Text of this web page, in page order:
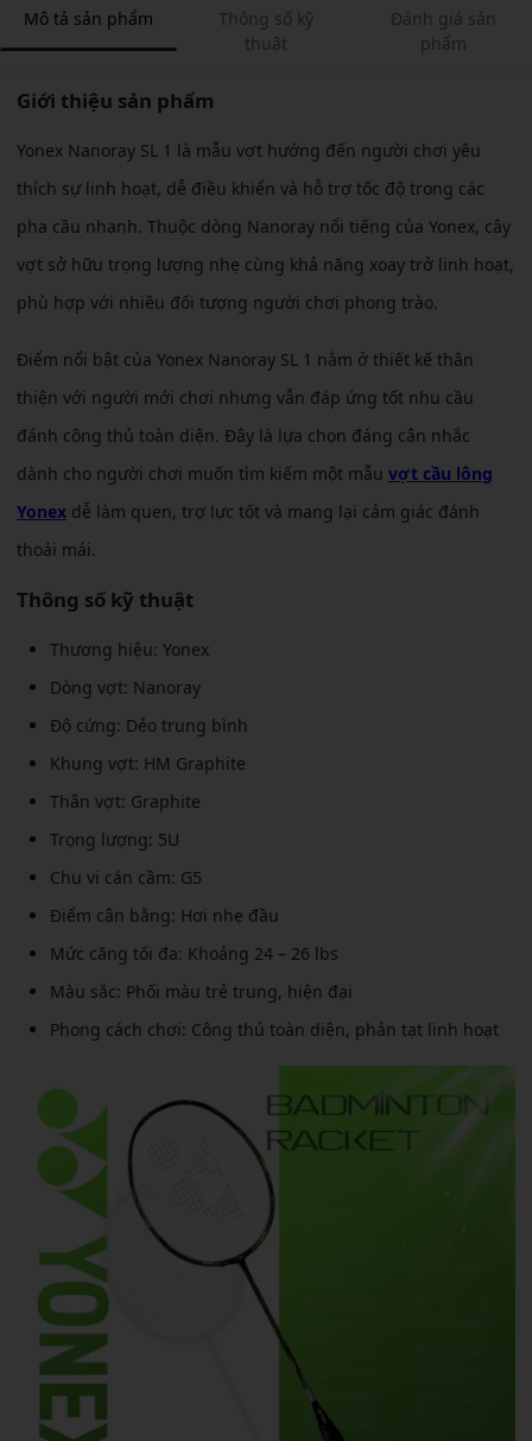
Mô tả sản phẩm
Thông số kỹ
thuật
Đánh giá sản
phẩm
Giới thiệu sản phẩm
Yonex Nanoray SL 1 là mẫu vợt hướng đến người chơi yêu
thích sự linh hoạt, dễ điều khiển và hỗ trợ tốc độ trong các
pha cầu nhanh. Thuộc dòng Nanoray nổi tiếng của Yonex, cây
vợt sở hữu trọng lượng nhẹ cùng khả năng xoay trở linh hoạt,
phù hợp với nhiều đối tượng người chơi phong trào.
Điểm nổi bật của Yonex Nanoray SL 1 nằm ở thiết kế thân
thiện với người mới chơi nhưng vẫn đáp ứng tốt nhu cầu
đánh công thủ toàn diện. Đây là lựa chọn đáng cân nhắc
dành cho người chơi muốn tìm kiếm một mẫu vợt cầu lông
Yonex dễ làm quen, trợ lực tốt và mang lại cảm giác đánh
thoải mái.
Thông số kỹ thuật
Thương hiệu: Yonex
Dòng vợt: Nanoray
Độ cứng: Dẻo trung bình
Khung vợt: HM Graphite
Thân vợt: Graphite
Trọng lượng: 5U
Chu vi cán cầm: G5
Điểm cân bằng: Hơi nhẹ đầu
Mức căng tối đa: Khoảng 24 – 26 lbs
Màu sắc: Phối màu trẻ trung, hiện đại
Phong cách chơi: Công thủ toàn diện, phản tạt linh hoạt